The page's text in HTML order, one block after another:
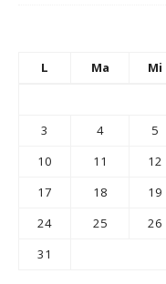
L
Ma Mi
3
4 5
10
11 12
17
18 19
24
25 26
31